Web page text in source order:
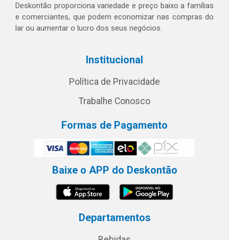
Deskontão proporciona variedade e preço baixo a famílias
e comerciantes, que podem economizar nas compras do
lar ou aumentar o lucro dos seus negócios.
Institucional
Política de Privacidade
Trabalhe Conosco
Formas de Pagamento
Baixe o APP do Deskontão
Departamentos